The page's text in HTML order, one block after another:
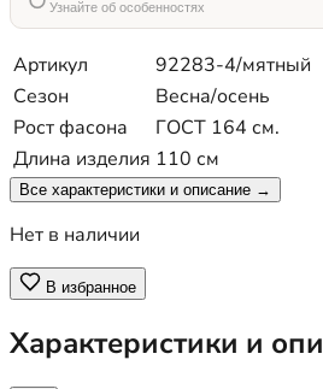
Узнайте об особенностях
Артикул
92283-4/мятный
Сезон
Весна/осень
Рост фасона
ГОСТ 164 см.
Длина изделия 110 см
Все характеристики и описание →
Нет в наличии
В избранное
Характеристики и